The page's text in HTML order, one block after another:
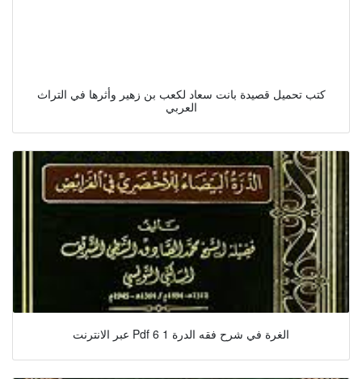
كتب تحميل قصيدة بانت سعاد لكعب بن زهير وأثرها في التراث
العربي
عبر الانترنت Pdf الغرة في شرح فقه الدرة 1 6